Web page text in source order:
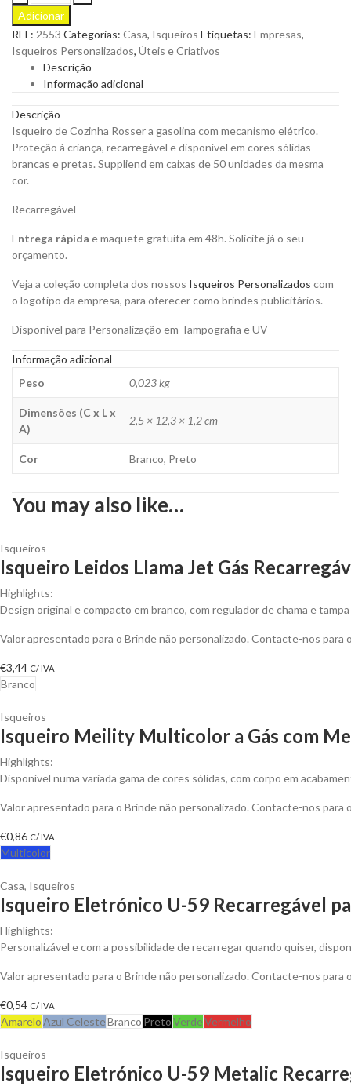
de
Cozinha
Rosser
a
Gasolina
com
Elétrico
para
Personalizar
quantity
Adicionar
REF: 2553 Categorias: Casa, Isqueiros Etiquetas: Empresas,
Isqueiros Personalizados, Úteis e Criativos
Descrição
Informação adicional
Descrição
Isqueiro de Cozinha Rosser a gasolina com mecanismo elétrico.
Proteção à criança, recarregável e disponível em cores sólidas
brancas e pretas. Suppliend em caixas de 50 unidades da mesma
cor.
Recarregável
Entrega rápida e maquete gratuita em 48h. Solicite já o seu
orçamento.
Veja a coleção completa dos nossos Isqueiros Personalizados com
o logotipo da empresa, para oferecer como brindes publicitários.
Disponível para Personalização em Tampografia e UV
Informação adicional
Peso
0,023 kg
Dimensões (C x L x
A)
2,5 × 12,3 × 1,2 cm
Cor Branco, Preto
You may also like…
Isqueiros
Isqueiro Leidos Llama Jet Gás
Highlights:
Design original e compacto em branco, com regulador de chama e
Valor apresentado para o Brinde não personalizado. Contacte-nos
€3,44 C/ IVA
Branco
Isqueiros
Isqueiro Meility Multicolor a Gás com
Highlights:
Disponível numa variada gama de cores sólidas, com corpo em
Valor apresentado para o Brinde não personalizado. Contacte-nos
€0,86 C/ IVA
Multicolor
Casa, Isqueiros
Isqueiro Eletrónico U-59 Recarregável
Highlights:
Personalizável e com a possibilidade de recarregar quando quiser,
Valor apresentado para o Brinde não personalizado. Contacte-nos
€0,54 C/ IVA
AmareloAzul CelesteBranco PretoVerdeVermelho
Isqueiros
Isqueiro Eletrónico U-59 Metalic